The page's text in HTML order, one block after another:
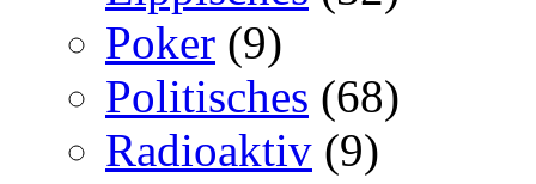
Poker (9)
Politisches (68)
Radioaktiv (9)